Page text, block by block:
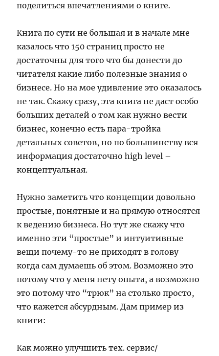
поделиться впечатлениями о книге.
Книга по сути не большая и в начале мне
казалось что 150 страниц просто не
достаточны для того что бы донести до
читателя какие либо полезные знания о
бизнесе. Но на мое удивление это оказалось
не так. Скажу сразу, эта книга не даст особо
больших деталей о том как нужно вести
бизнес, конечно есть пара-тройка
детальных советов, но по большинству вся
информация достаточно high level –
концептуальная.
Нужно заметить что концепции довольно
простые, понятные и на прямую относятся
к ведению бизнеса. Но тут же скажу что
именно эти “простые” и интуитивные
вещи почему-то не приходят в голову
когда сам думаешь об этом. Возможно это
потому что у меня нету опыта, а возможно
это потому что “трюк” на столько просто,
что кажется абсурдным. Дам пример из
книги:
Как можно улучшить тех. сервис/